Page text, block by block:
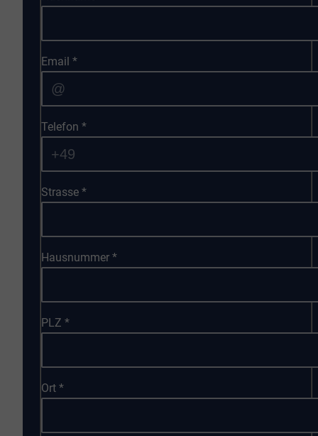
Email*
Telefon*
Strasse*
Hausnummer*
PLZ*
Ort*